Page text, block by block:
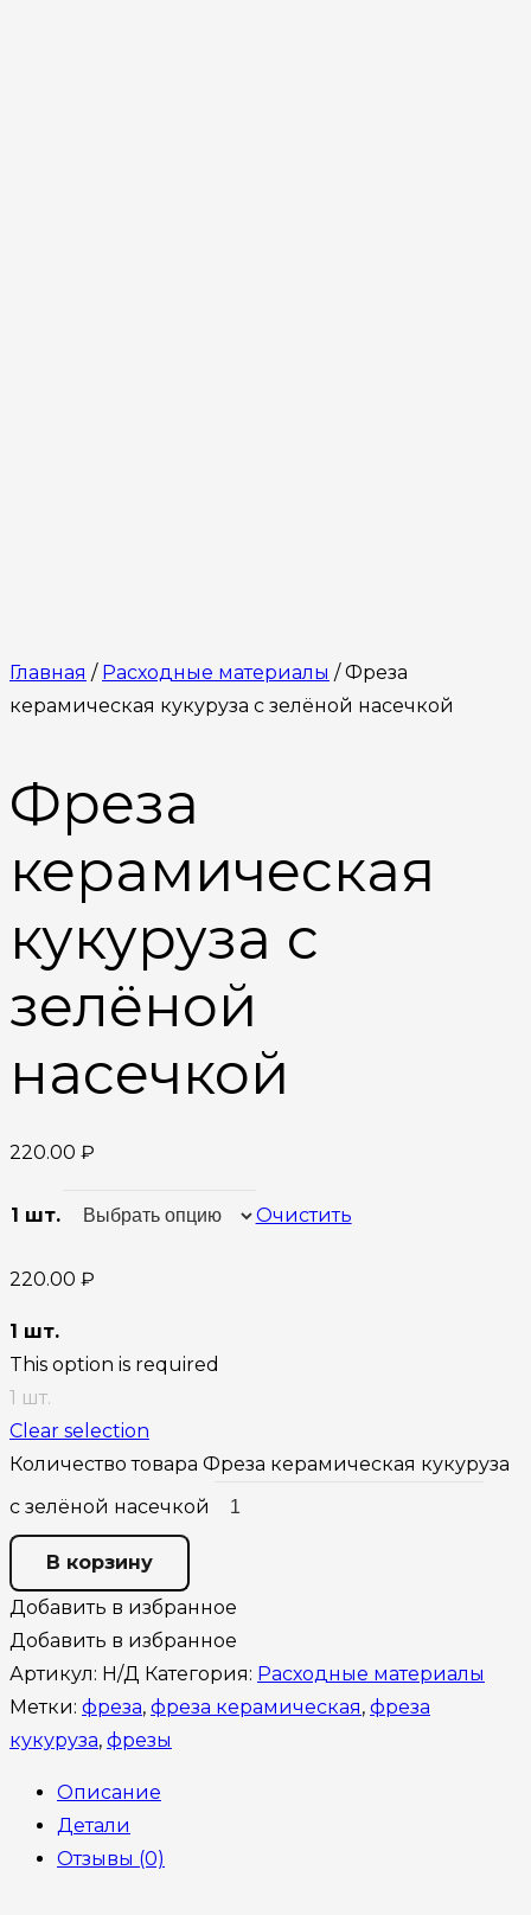
Главная / Расходные материалы / Фреза
керамическая кукуруза с зелёной насечкой
Фреза
керамическая
кукуруза с
зелёной
насечкой
220.00 ₽
1 шт. Очистить
220.00 ₽
1 шт.
This option is required
1 шт.
Clear selection
Количество товара Фреза керамическая кукуруза
с зелёной насечкой
В корзину
Добавить в избранное
Добавить в избранное
Артикул: Н/Д Категория: Расходные материалы
Метки: фреза, фреза керамическая, фреза
кукуруза, фрезы
Описание
Детали
Отзывы (0)